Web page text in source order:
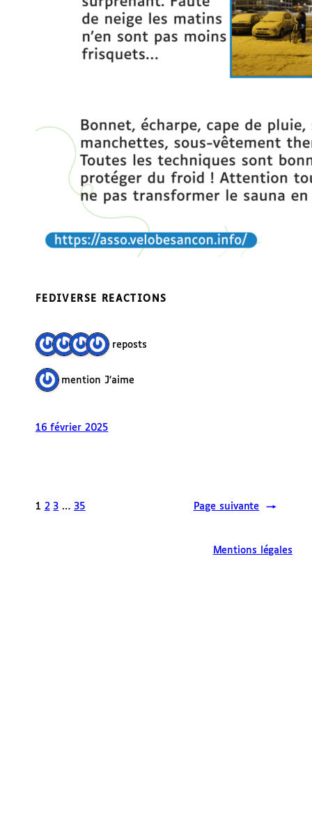
FEDIVERSE REACTIONS
4 reposts
1 mention J’aime
16 février 2025
1 2 3 … 35 Page suivante →
Mentions légales